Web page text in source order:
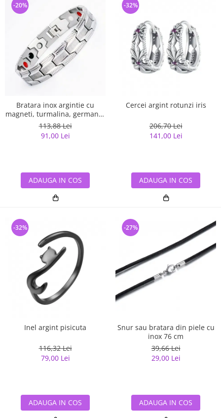
Bratara inox argintie cu
magneti, turmalina, germaniu
si anioni
113,88 Lei
91,00 Lei
-20%
ADAUGA IN COS
Cercei argint rotunzi iris
206,70 Lei
141,00 Lei
-32%
ADAUGA IN COS
Inel argint pisicuta
116,32 Lei
79,00 Lei
-32%
ADAUGA IN COS
Snur sau bratara din piele cu
inox 76 cm
39,66 Lei
29,00 Lei
-27%
ADAUGA IN COS